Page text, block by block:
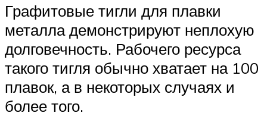
Графитовые тигли для плавки
металла демонстрируют неплохую
долговечность. Рабочего ресурса
такого тигля обычно хватает на 100
плавок, а в некоторых случаях и
более того.